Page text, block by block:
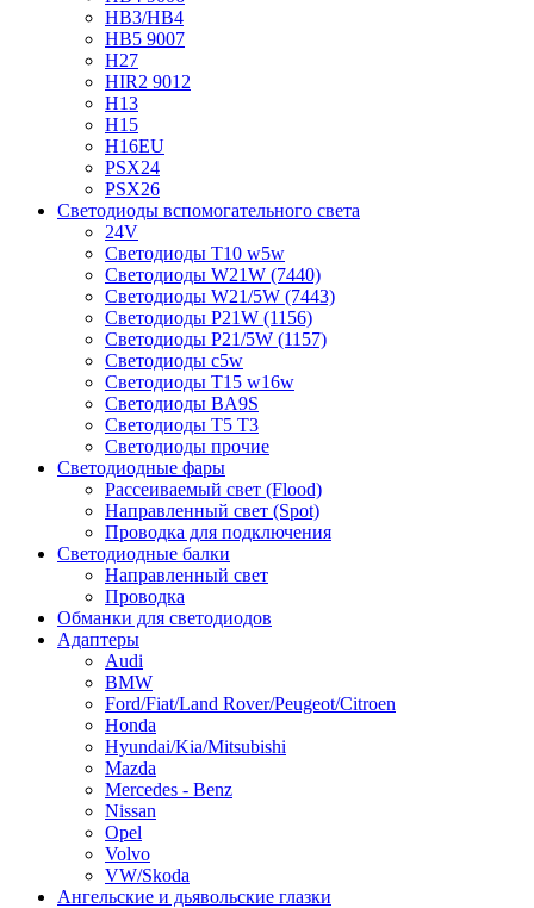
HB3/HB4
HB5 9007
H27
HIR2 9012
H13
H15
H16EU
PSX24
PSX26
Светодиоды вспомогательного света
24V
Светодиоды T10 w5w
Светодиоды W21W (7440)
Светодиоды W21/5W (7443)
Светодиоды P21W (1156)
Светодиоды P21/5W (1157)
Светодиоды c5w
Светодиоды T15 w16w
Светодиоды BA9S
Светодиоды T5 T3
Светодиоды прочие
Светодиодные фары
Рассеиваемый свет (Flood)
Направленный свет (Spot)
Проводка для подключения
Светодиодные балки
Направленный свет
Проводка
Обманки для светодиодов
Адаптеры
Audi
BMW
Ford/Fiat/Land Rover/Peugeot/Citroen
Honda
Hyundai/Kia/Mitsubishi
Mazda
Mercedes - Benz
Nissan
Opel
Volvo
VW/Skoda
Ангельские и дьявольские глазки